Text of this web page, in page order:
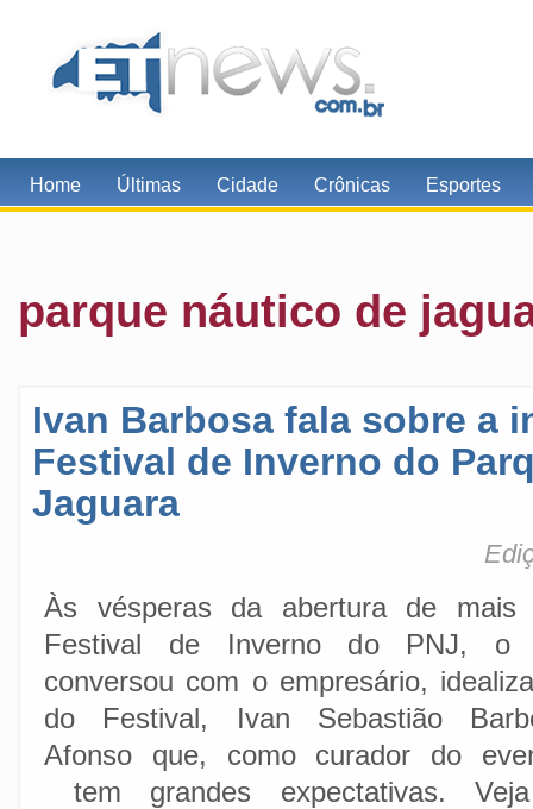
Home Últimas Cidade Crônicas Esportes
parque náutico de
Ivan Barbosa fala sobre a
Festival de Inverno do
Jaguara
Às vésperas da abertura de mais
Festival de Inverno do PNJ, o
conversou com o empresário,
do Festival, Ivan Sebastião
Afonso que, como curador do
tem grandes expectativas.